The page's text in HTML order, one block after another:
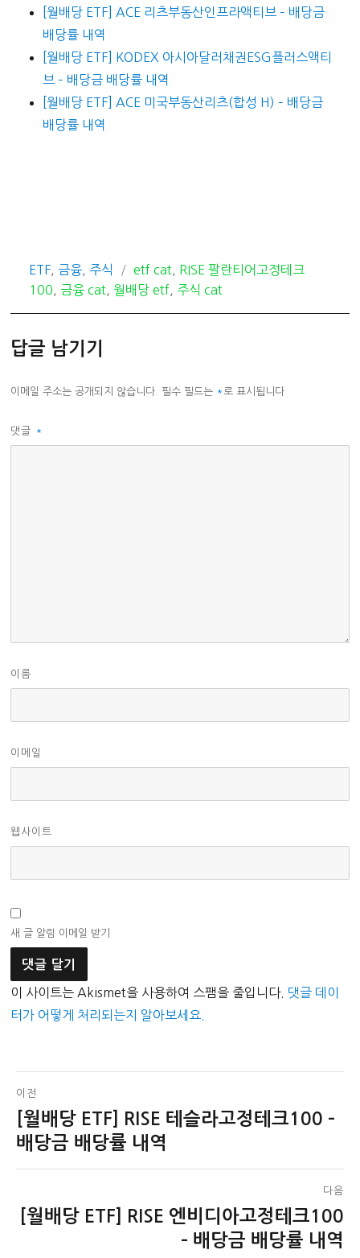
[월배당 ETF] ACE 리츠부동산인프라액티브 – 배당금
배당률 내역
[월배당 ETF] KODEX 아시아달러채권ESG플러스액티
브 – 배당금 배당률 내역
[월배당 ETF] ACE 미국부동산리츠(합성 H) – 배당금
배당률 내역
카
테
ETF, 금융, 주식
태
그
etf cat, RISE 팔란티어고정테크
100, 금융 cat, 월배당 etf, 주식 cat
답글 남기기
이메일 주소는 공개되지 않습니다. 필수 필드는 *로 표시됩니다
댓글 *
이름
이메일
웹사이트
새 글 알림 이메일 받기
이 사이트는 Akismet을 사용하여 스팸을 줄입니다. 댓글 데이
터가 어떻게 처리되는지 알아보세요.
글
탐
색
이전
이
전
[월배당 ETF] RISE 테슬라고정테크100 –
배당금 배당률 내역
다음
다[월배당 ETF] RISE 엔비디아고정테크100
– 배당금 배당률 내역